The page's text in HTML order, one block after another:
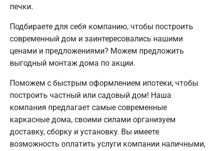
печки.
Подбираете для себя компанию, чтобы построить
современный дом и заинтересовались нашими
ценами и предложениями? Можем предложить
выгодный монтаж дома по акции.
Поможем с быстрым оформлением ипотеки, чтобы
построить частный или садовый дом! Наша
компания предлагает самые современные
каркасные дома, своими силами организуем
доставку, сборку и установку. Вы имеете
возможность оплатить услуги компании наличными,